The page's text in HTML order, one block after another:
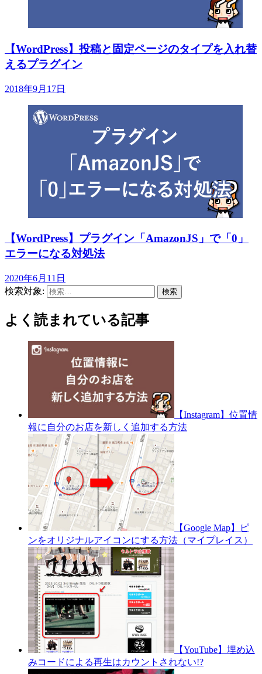
【WordPress】投稿と固定ページのタイプを入れ替
えるプラグイン
2018年9月17日
【WordPress】プラグイン「AmazonJS」で「0」
エラーになる対処法
2020年6月11日
検索対象:
よく読まれている記事
【Instagram】位置情
報に自分のお店を新しく追加する方法
【Google Map】ピ
ンをオリジナルアイコンにする方法（マイプレイス）
【YouTube】埋め込
みコードによる再生はカウントされない!?